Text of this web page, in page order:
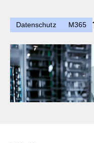
Datenschutz M365